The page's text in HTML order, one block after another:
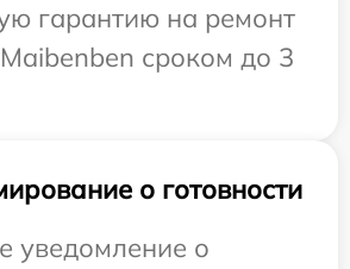
гарантию на ремонт
сроком до 3
о готовности
уведомление о